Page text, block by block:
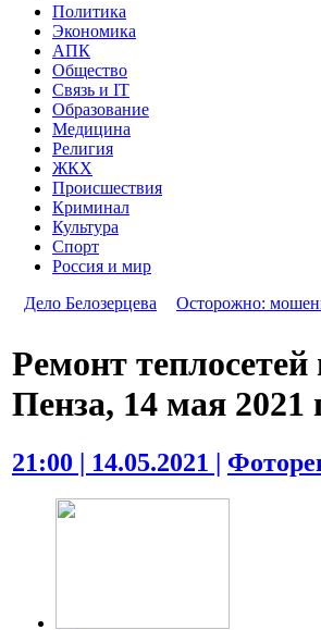
Политика
Экономика
АПК
Общество
Связь и IT
Образование
Медицина
Религия
ЖКХ
Происшествия
Криминал
Культура
Спорт
Россия и мир
Дело Белозерцева
Осторожно:
Ремонт
Пенза, 14 мая 2021
21:00 | 14.05.2021 |